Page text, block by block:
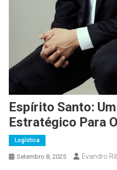
Espírito Santo:
Estratégico Para
Logística
Setembro 8, 2025 Evandro